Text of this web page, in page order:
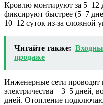
Кровлю монтируют за 5–12
фиксируют быстрее (5–7
10–12 суток из-за сложной
Читайте также:
продаже
Инженерные сети проводят
электричества – 3–5 дней,
дней. Отопление